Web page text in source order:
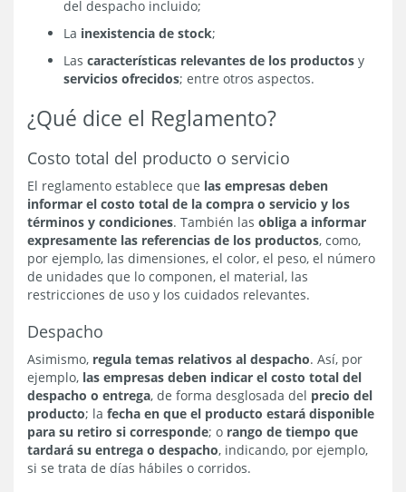
del despacho incluido;
La inexistencia de stock;
Las características relevantes de los productos y
servicios ofrecidos; entre otros aspectos.
¿Qué dice el Reglamento?
Costo total del producto o servicio
El reglamento establece que las empresas deben
informar el costo total de la compra o servicio y los
términos y condiciones. También las obliga a informar
expresamente las referencias de los productos, como,
por ejemplo, las dimensiones, el color, el peso, el número
de unidades que lo componen, el material, las
restricciones de uso y los cuidados relevantes.
Despacho
Asimismo, regula temas relativos al despacho. Así, por
ejemplo, las empresas deben indicar el costo total del
despacho o entrega, de forma desglosada del precio del
producto; la fecha en que el producto estará disponible
para su retiro si corresponde; o rango de tiempo que
tardará su entrega o despacho, indicando, por ejemplo,
si se trata de días hábiles o corridos.